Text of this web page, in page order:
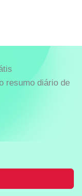
resumo diário de